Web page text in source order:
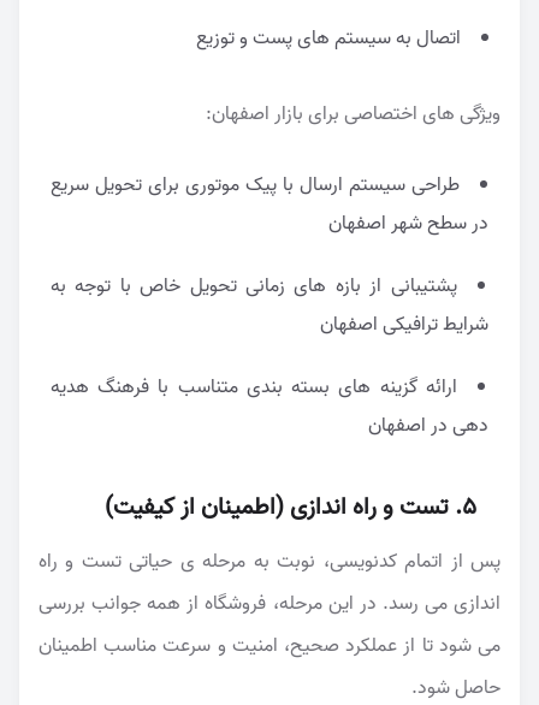
اتصال به سیستم های پست و توزیع
ویژگی های اختصاصی برای بازار اصفهان:
طراحی سیستم ارسال با پیک موتوری برای تحویل سریع
در سطح شهر اصفهان
پشتیبانی از بازه های زمانی تحویل خاص با توجه به
شرایط ترافیکی اصفهان
ارائه گزینه های بسته بندی متناسب با فرهنگ هدیه
دهی در اصفهان
۵. تست و راه اندازی (اطمینان از کیفیت)
پس از اتمام کدنویسی، نوبت به مرحله ی حیاتی تست و راه
اندازی می رسد. در این مرحله، فروشگاه از همه جوانب بررسی
می شود تا از عملکرد صحیح، امنیت و سرعت مناسب اطمینان
حاصل شود.